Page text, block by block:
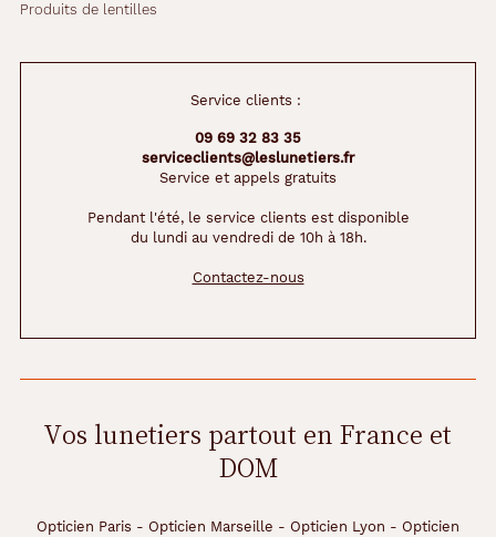
Produits de lentilles
Service clients :
09 69 32 83 35
serviceclients@leslunetiers.fr
Service et appels gratuits
Pendant l'été, le service clients est disponible
du lundi au vendredi de 10h à 18h.
Contactez-nous
Vos lunetiers partout en France et
DOM
Opticien Paris - Opticien Marseille - Opticien Lyon - Opticien